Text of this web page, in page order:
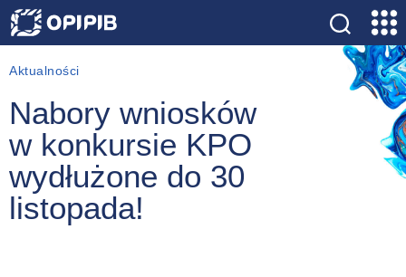
Kategorie
Aktualności
Nabory wniosków
w konkursie KPO
wydłużone do 30
listopada!